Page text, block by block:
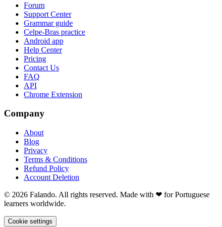
Forum
Support Center
Grammar guide
Celpe-Bras practice
Android app
Help Center
Pricing
Contact Us
FAQ
API
Chrome Extension
Company
About
Blog
Privacy
Terms & Conditions
Refund Policy
Account Deletion
© 2026 Falando. All rights reserved. Made with ❤ for Portuguese
learners worldwide.
Cookie settings